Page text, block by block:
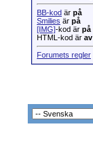
BB-kod är på
Smilies är på
[IMG]-kod är på
HTML-kod är av
Forumets regler